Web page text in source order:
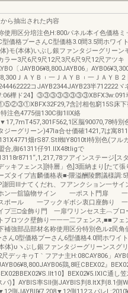
ら抽出された内容
使用区分培注色H:800パネル本イ色価格ミ
型価格プーさんC型価格3.0間3.5間ホワイ
)モ(本体)いぶし銀ファンタジーグリーン
ラー3尺6尺9尺12尺3尺6尺9尺12尺アツキ
〔JAYB06¥8,800JAYB06」AYB06¥3,300
ＪＡＹＢ︲一ＪＡＹＢ︲一ＪＡＹＢ
コJAYB2344JAYB23半712222ヾ
樺ド24】③③③③③③③③XBFX3w:091
含討相包窮15S床下
特注色4775佃130C御1llX絡
区脳90070,78特別
ジーグリーン)47la合せ価確1421,7は寓811
畑rS87.StI蜘Y8010tl特別色(フル
合,御61311仔91.llX48tligで
フアインステージ[ス
ッキフェンス][特層」色]3面納まり[たて張
ズタイプ吉麟価格表■‐隈溢酬陵欝議様調
謝田Ⅲナてくだれ、フアンクション一サイ
ホン一舘協物サイン 一ポスト門扉
ポール 一フックギボシ衷口座飾り 一
プ三□金飾り門 一扉ワリンセス主︹ブロ
ブロツク壁飾り一一一二フェンス,■■フェ
補強部品部材名称使用区分特別色ルz民角
さん0型価格プーさん6型価格4.0間ホワイ
体)υヽぶし銀ファンタジーグリーンスグ
尺デッキヮT｀フアナ主H:08CAY806」
鶏,8旺CBEX02』
】BEX02¥5.lXIC通し
パ)】AYBlS率Sll側JAYBlS判8.ltX判8.1側